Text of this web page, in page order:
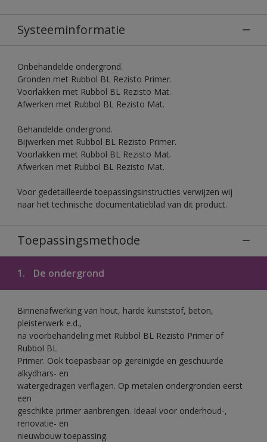
Systeeminformatie
Onbehandelde ondergrond.
Gronden met Rubbol BL Rezisto Primer.
Voorlakken met Rubbol BL Rezisto Mat.
Afwerken met Rubbol BL Rezisto Mat.
Behandelde ondergrond.
Bijwerken met Rubbol BL Rezisto Primer.
Voorlakken met Rubbol BL Rezisto Mat.
Afwerken met Rubbol BL Rezisto Mat.
Voor gedetailleerde toepassingsinstructies verwijzen wij
naar het technische documentatieblad van dit product.
Toepassingsmethode
1. De ondergrond
Binnenafwerking van hout, harde kunststof, beton,
pleisterwerk e.d.,
na voorbehandeling met Rubbol BL Rezisto Primer of
Rubbol BL
Primer. Ook toepasbaar op gereinigde en geschuurde
alkydhars- en
watergedragen verflagen. Op metalen ondergronden eerst
een
geschikte primer aanbrengen. Ideaal voor onderhoud-,
renovatie- en
nieuwbouw toepassing.